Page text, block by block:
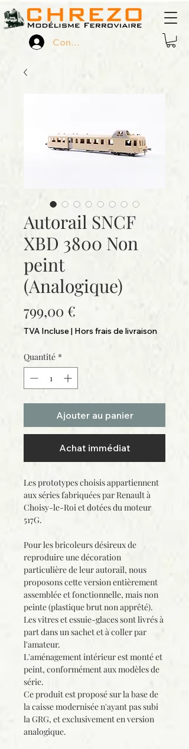
Connexion
Autorail SNCF
XBD 3800 Non
peint
(Analogique)
799,00 €
TVA Incluse| Hors frais de livraison
Quantité *
Ajouter au panier
Achat immédiat
Les prototypes choisis appartiennent
aux séries fabriquées par Renault à
Choisy-le-Roi et dotées du moteur
517G.
Pour les bricoleurs désireux de
reproduire une décoration
particulière de leur autorail, nous
proposons cette version entièrement
assemblée et fonctionnelle, mais non
peinte (plastique brut non apprêté).
Les vitres et essuie-glaces sont livrés à
part dans un sachet et à coller par
l'amateur.
L'aménagement intérieur est monté et
peint, conformément aux modèles de
série.
Ce produit est proposé sur la base de
la caisse modernisée n'ayant pas subi
la GRG, et exclusivement en version
analogique.